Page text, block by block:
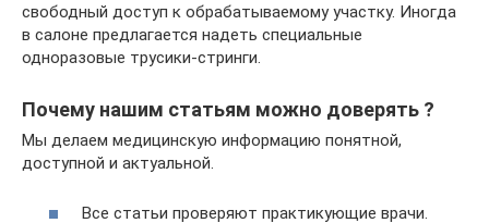
свободный доступ к обрабатываемому участку. Иногда
в салоне предлагается надеть специальные
одноразовые трусики-стринги.
Почему нашим статьям можно доверять ?
Мы делаем медицинскую информацию понятной,
доступной и актуальной.
Все статьи проверяют практикующие врачи.